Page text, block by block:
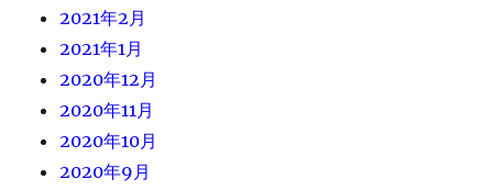
2021年2月
2021年1月
2020年12月
2020年11月
2020年10月
2020年9月